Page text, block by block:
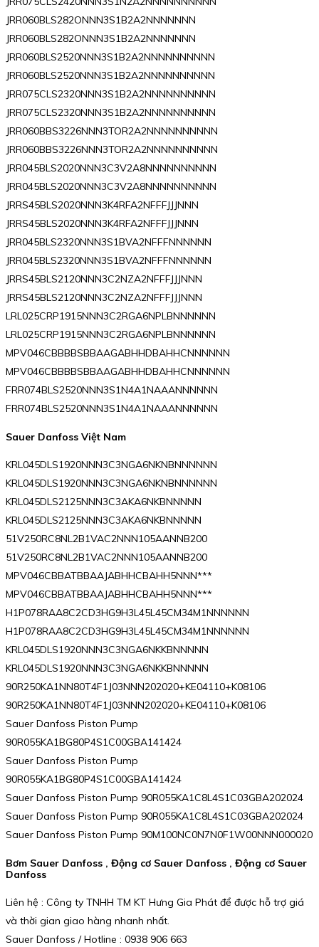
JRR060BLS282ONNN3S1B2A2NNNNNNN
JRR060BLS282ONNN3S1B2A2NNNNNNN
JRR060BLS2520NNN3S1B2A2NNNNNNNNNN
JRR060BLS2520NNN3S1B2A2NNNNNNNNNN
JRR075CLS2320NNN3S1B2A2NNNNNNNNNN
JRR075CLS2320NNN3S1B2A2NNNNNNNNNN
JRR060BBS3226NNN3TOR2A2NNNNNNNNNN
JRR060BBS3226NNN3TOR2A2NNNNNNNNNN
JRR045BLS2020NNN3C3V2A8NNNNNNNNNN
JRR045BLS2020NNN3C3V2A8NNNNNNNNNN
JRRS45BLS2020NNN3K4RFA2NFFFJJJNNN
JRRS45BLS2020NNN3K4RFA2NFFFJJJNNN
JRR045BLS2320NNN3S1BVA2NFFFNNNNNN
JRR045BLS2320NNN3S1BVA2NFFFNNNNNN
JRRS45BLS2120NNN3C2NZA2NFFFJJJNNN
JRRS45BLS2120NNN3C2NZA2NFFFJJJNNN
LRL025CRP1915NNN3C2RGA6NPLBNNNNNN
LRL025CRP1915NNN3C2RGA6NPLBNNNNNN
MPV046CBBBBSBBAAGABHHDBAHHCNNNNNN
MPV046CBBBBSBBAAGABHHDBAHHCNNNNNN
FRR074BLS2520NNN3S1N4A1NAAANNNNNN
FRR074BLS2520NNN3S1N4A1NAAANNNNNN
Sauer Danfoss Việt Nam
KRL045DLS1920NNN3C3NGA6NKNBNNNNNN
KRL045DLS1920NNN3C3NGA6NKNBNNNNNN
KRL045DLS2125NNN3C3AKA6NKBNNNNN
KRL045DLS2125NNN3C3AKA6NKBNNNNN
51V250RC8NL2B1VAC2NNN105AANNB200
51V250RC8NL2B1VAC2NNN105AANNB200
MPV046CBBATBBAAJABHHCBAHH5NNN***
MPV046CBBATBBAAJABHHCBAHH5NNN***
H1P078RAA8C2CD3HG9H3L45L45CM34M1NNNNNN
H1P078RAA8C2CD3HG9H3L45L45CM34M1NNNNNN
KRL045DLS1920NNN3C3NGA6NKKBNNNNN
KRL045DLS1920NNN3C3NGA6NKKBNNNNN
90R250KA1NN80T4F1J03NNN202020+KE04110+K08106
90R250KA1NN80T4F1J03NNN202020+KE04110+K08106
Sauer Danfoss Piston Pump
90R055KA1BG80P4S1C00GBA141424
Sauer Danfoss Piston Pump
90R055KA1BG80P4S1C00GBA141424
Sauer Danfoss Piston Pump 90R055KA1C8L4S1C03GBA202024
Sauer Danfoss Piston Pump 90R055KA1C8L4S1C03GBA202024
Sauer Danfoss Piston Pump 90M100NC0N7N0F1W00NNN000020
Bơm Sauer Danfoss , Động cơ Sauer Danfoss , Động cơ Sauer
Danfoss
Liên hệ : Công ty TNHH TM KT Hưng Gia Phát để được hỗ trợ giá
và thời gian giao hàng nhanh nhất.
Sauer Danfoss / Hotline : 0938 906 663